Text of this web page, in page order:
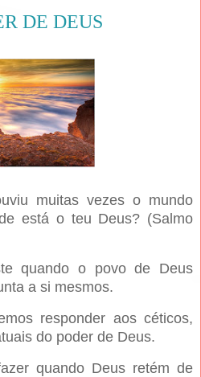
DE DEUS
muitas vezes o mundo
está o teu Deus? (Salmo
quando o povo de Deus
a si mesmos.
responder aos céticos,
do poder de Deus.
quando Deus retém de